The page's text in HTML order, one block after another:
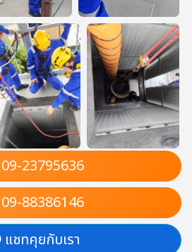
09-23795636
09-88386146
แชทคุยกับเรา